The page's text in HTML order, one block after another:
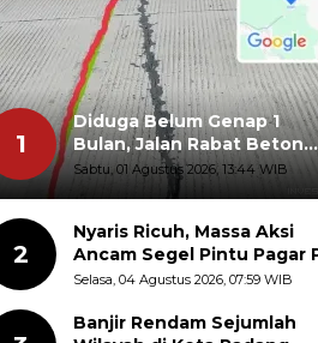
1
Diduga Belum Genap 1
Bulan, Jalan Rabat Beton
Gidanglo - Guwosobokerto
Sudah Pecah
Sabtu, 01 Agustus 2026, 13:44 WIB
2
Nyaris Ricuh, Massa Aksi
Ancam Segel Pintu Pagar
Pabrik Gula Gorontalo
Selasa, 04 Agustus 2026, 07:59 WIB
Banjir Rendam Sejumlah